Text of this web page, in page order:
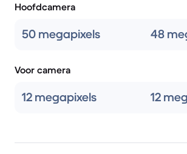
Hoofdcamera
50 megapixels 48
Voor camera
12 megapixels 12